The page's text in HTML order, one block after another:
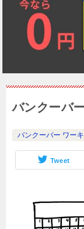
バンクーバ
バンクーバー ワー
Tweet